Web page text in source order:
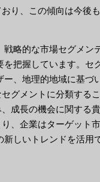
り、この傾向は今後
略的な市場セグメン
把握しています。セ
、地理的地域に基づ
グメントに分類する
成長の機会に関する
、企業はターゲット
しいトレンドを活用